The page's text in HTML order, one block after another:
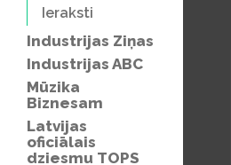
Ieraksti
Industrijas Ziņas
Industrijas ABC
Mūzika
Biznesam
Latvijas
oficiālais
dziesmu TOPS